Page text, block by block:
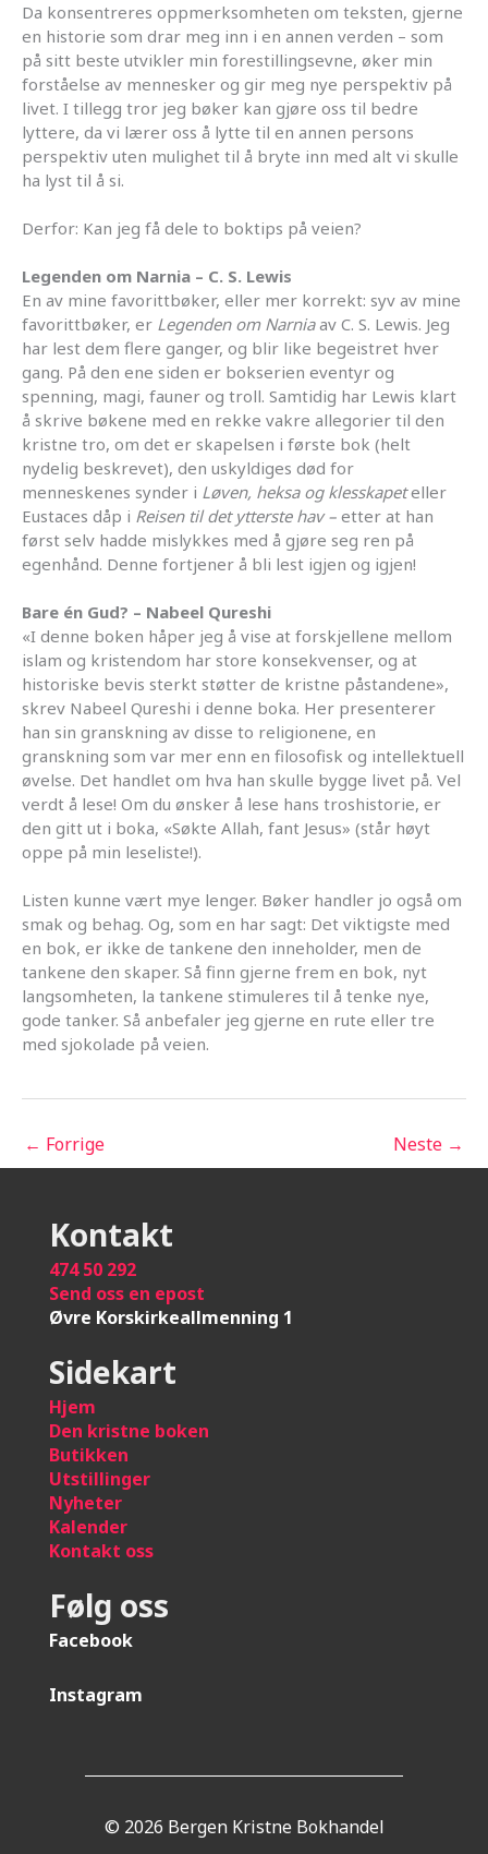
Da konsentreres oppmerksomheten om teksten, gjerne
en historie som drar meg inn i en annen verden – som
på sitt beste utvikler min forestillingsevne, øker min
forståelse av mennesker og gir meg nye perspektiv på
livet. I tillegg tror jeg bøker kan gjøre oss til bedre
lyttere, da vi lærer oss å lytte til en annen persons
perspektiv uten mulighet til å bryte inn med alt vi skulle
ha lyst til å si.
Derfor: Kan jeg få dele to boktips på veien?
Legenden om Narnia – C. S. Lewis
En av mine favorittbøker, eller mer korrekt: syv av mine
favorittbøker, er Legenden om Narniaav C. S. Lewis. Jeg
har lest dem flere ganger, og blir like begeistret hver
gang. På den ene siden er bokserien eventyr og
spenning, magi, fauner og troll. Samtidig har Lewis klart
å skrive bøkene med en rekke vakre allegorier til den
kristne tro, om det er skapelsen i første bok (helt
nydelig beskrevet), den uskyldiges død for
menneskenes synder i Løven, heksa og klesskapeteller
Eustaces dåp i Reisen til det ytterste hav – etter at han
først selv hadde mislykkes med å gjøre seg ren på
egenhånd. Denne fortjener å bli lest igjen og igjen!
Bare én Gud? – Nabeel Qureshi
«I denne boken håper jeg å vise at forskjellene mellom
islam og kristendom har store konsekvenser, og at
historiske bevis sterkt støtter de kristne påstandene»,
skrev Nabeel Qureshi i denne boka. Her presenterer
han sin granskning av disse to religionene, en
granskning som var mer enn en filosofisk og intellektuell
øvelse. Det handlet om hva han skulle bygge livet på. Vel
verdt å lese! Om du ønsker å lese hans troshistorie, er
den gitt ut i boka, «Søkte Allah, fant Jesus» (står høyt
oppe på min leseliste!).
Listen kunne vært mye lenger. Bøker handler jo også om
smak og behag. Og, som en har sagt: Det viktigste med
en bok, er ikke de tankene den inneholder, men de
tankene den skaper. Så finn gjerne frem en bok, nyt
langsomheten, la tankene stimuleres til å tenke nye,
gode tanker. Så anbefaler jeg gjerne en rute eller tre
med sjokolade på veien.
← Forrige Neste →
Kontakt
474 50 292
Send oss en epost
Øvre Korskirkeallmenning 1
Sidekart
Hjem
Den kristne boken
Butikken
Utstillinger
Nyheter
Kalender
Kontakt oss
Følg oss
Facebook
Instagram
© 2026 Bergen Kristne Bokhandel